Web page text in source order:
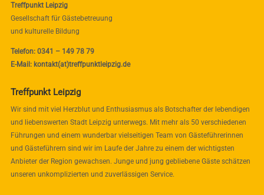
Treffpunkt Leipzig
Gesellschaft für Gästebetreuung
und kulturelle Bildung
Telefon: 0341 – 149 78 79
E-Mail: kontakt(at)treffpunktleipzig.de
Treffpunkt Leipzig
Wir sind mit viel Herzblut und Enthusiasmus als Botschafter der lebendigen
und liebenswerten Stadt Leipzig unterwegs. Mit mehr als 50 verschiedenen
Führungen und einem wunderbar vielseitigen Team von Gästeführerinnen
und Gästeführern sind wir im Laufe der Jahre zu einem der wichtigsten
Anbieter der Region gewachsen. Junge und jung gebliebene Gäste schätzen
unseren unkomplizierten und zuverlässigen Service.